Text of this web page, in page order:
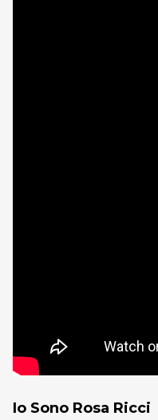
Io Sono Rosa Ricci